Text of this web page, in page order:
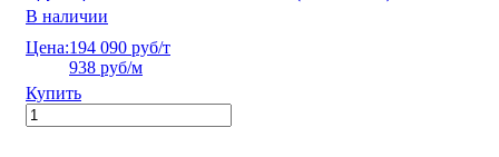
В наличии
Цена:194 090 руб/т
938 руб/м
Купить